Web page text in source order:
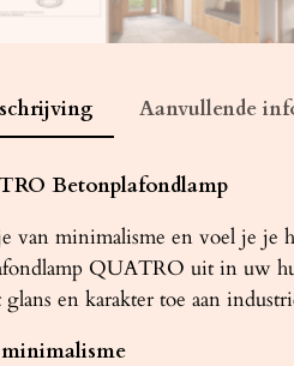
Aanvullende
Betonplafondlamp
van minimalisme en voel je je
QUATRO uit in uw
en karakter toe aan